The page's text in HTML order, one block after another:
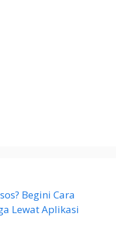
Begini Cara
Lewat Aplikasi